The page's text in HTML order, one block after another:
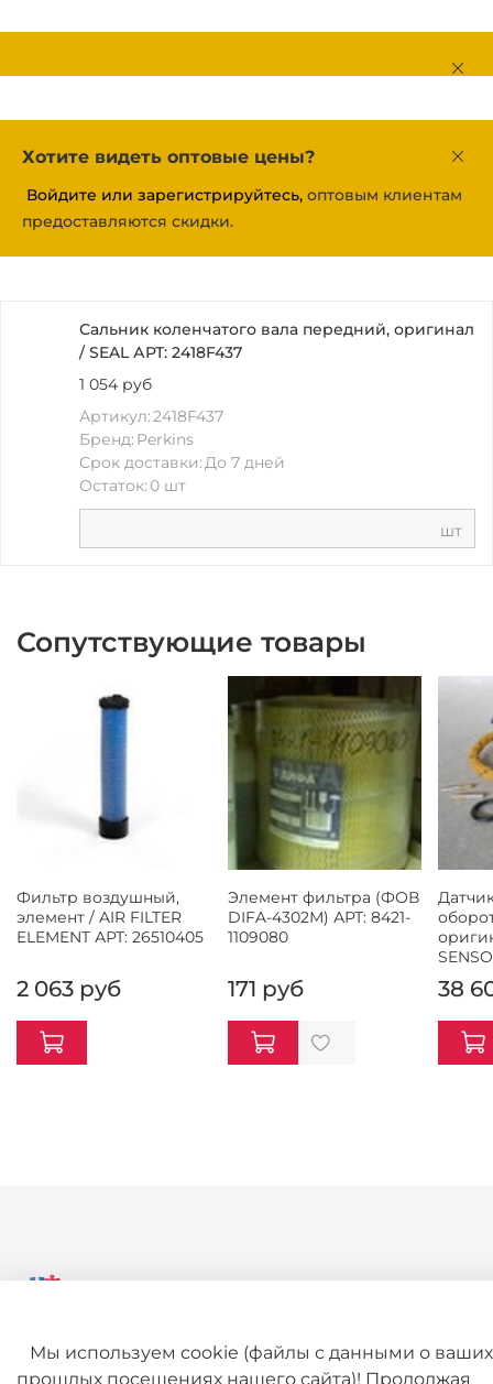
Хотите видеть оптовые цены?
Войдите или зарегистрируйтесь, оптовым клиентам
предоставляются скидки.
Сальник коленчатого вала передний, оригинал
/ SEAL АРТ: 2418F437
1 054 руб
Артикул:2418F437
Бренд: Perkins
Срок доставки:До 7 дней
Остаток:0 шт
шт
Сопутствующие товары
Фильтр воздушный,
элемент / AIR FILTER
ELEMENT АРТ: 26510405
2 063 руб
Элемент фильтра (ФОВ
DIFA-4302М) АРТ: 8421-
1109080
171 руб 38
+7 (495) 789-38-95
Мы используем cookie (файлы с данными о ваших
прошлых посещениях нашего сайта)! Продолжая